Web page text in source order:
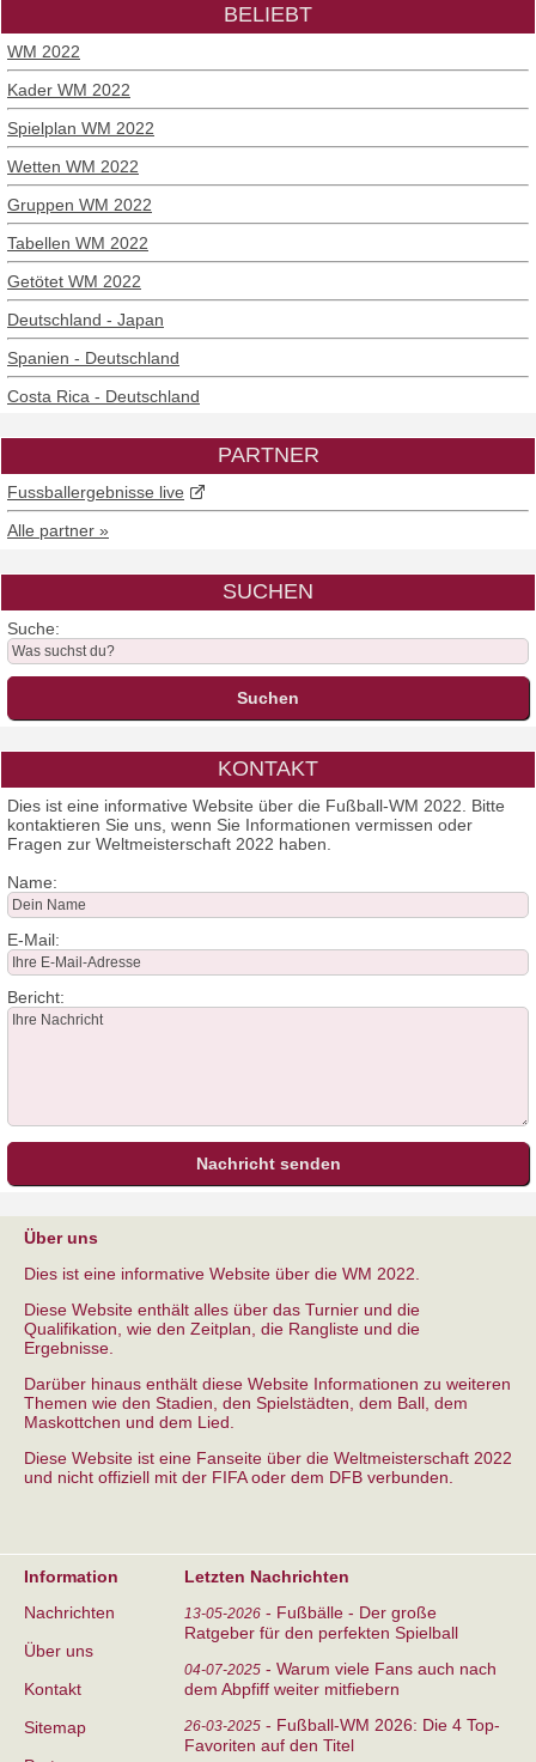
BELIEBT
WM 2022
Kader WM 2022
Spielplan WM 2022
Wetten WM 2022
Gruppen WM 2022
Tabellen WM 2022
Getötet WM 2022
Deutschland - Japan
Spanien - Deutschland
Costa Rica - Deutschland
PARTNER
Fussballergebnisse live
Alle partner »
SUCHEN
Suche:
KONTAKT
Dies ist eine informative Website über die Fußball-WM 2022. Bitte
kontaktieren Sie uns, wenn Sie Informationen vermissen oder
Fragen zur Weltmeisterschaft 2022 haben.
Name:
E-Mail:
Bericht:
Über uns
Dies ist eine informative Website über die WM 2022.
Diese Website enthält alles über das Turnier und die
Qualifikation, wie den Zeitplan, die Rangliste und die
Ergebnisse.
Darüber hinaus enthält diese Website Informationen zu weiteren
Themen wie den Stadien, den Spielstädten, dem Ball, dem
Maskottchen und dem Lied.
Diese Website ist eine Fanseite über die Weltmeisterschaft 2022
und nicht offiziell mit der FIFA oder dem DFB verbunden.
Information
Nachrichten
Über uns
Kontakt
Sitemap
Letzten Nachrichten
13-05-2026 - Fußbälle - Der große
Ratgeber für den perfekten Spielball
04-07-2025 -Warum viele Fans auch nach
dem Abpfiff weiter mitfiebern
26-03-2025 - Fußball-WM 2026: Die 4 Top-
Favoriten auf den Titel